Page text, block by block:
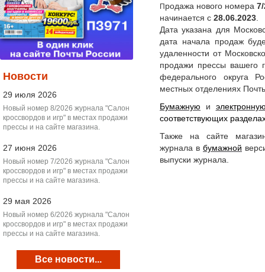
Новости
29 июля 2026
Новый номер 8/2026 журнала "Салон
кроссвордов и игр" в местах продажи
прессы и на сайте магазина.
27 июня 2026
Новый номер 7/2026 журнала "Салон
кроссвордов и игр" в местах продажи
прессы и на сайте магазина.
29 мая 2026
Новый номер 6/2026 журнала "Салон
кроссвордов и игр" в местах продажи
прессы и на сайте магазина.
Все новости...
П родажа нового номера
начинается с 28.06.2023
Дата указана для
дата начала продаж
удаленности от
продажи прессы вашего
федерального округа
местных отделениях
Бумажную и
соответствующих
Также на сайте
журнала в бумажной
выпуски журнала.